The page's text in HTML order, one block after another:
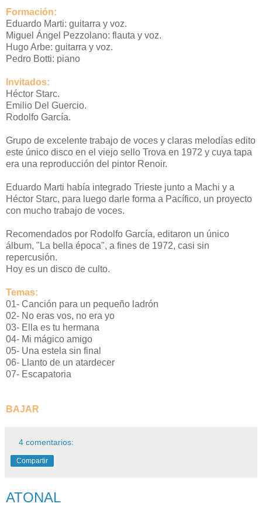
Formación:
Eduardo Marti: guitarra y voz.
Miguel Ángel Pezzolano: flauta y voz.
Hugo Arbe: guitarra y voz.
Pedro Botti: piano
Invitados:
Héctor Starc.
Emilio Del Guercio.
Rodolfo García.
Grupo de excelente trabajo de voces y claras melodías edito
este único disco en el viejo sello Trova en 1972 y cuya tapa
era una reproducción del pintor Renoir.
Eduardo Marti había integrado Trieste junto a Machi y a
Héctor Starc, para luego darle forma a Pacífico, un proyecto
con mucho trabajo de voces.
Recomendados por Rodolfo García, editaron un único
álbum, "La bella época", a fines de 1972, casi sin
repercusión.
Hoy es un disco de culto.
Temas:
01- Canción para un pequeño ladrón
02- No eras vos, no era yo
03- Ella es tu hermana
04- Mi mágico amigo
05- Una estela sin final
06- Llanto de un atardecer
07- Escapatoria
BAJAR
4 comentarios:
Compartir
ATONAL